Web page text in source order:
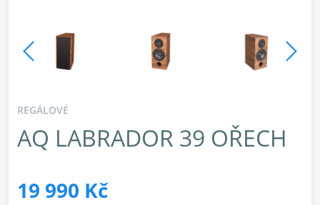
REGÁLOVÉ
AQ LABRADOR 39 OŘECH
19 990 Kč